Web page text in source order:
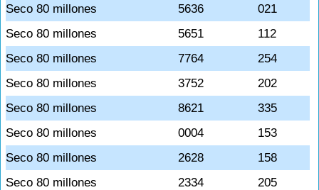
Seco 80 millones
5636
021
Seco 80 millones
5651
112
Seco 80 millones
7764
254
Seco 80 millones
3752
202
Seco 80 millones
8621
335
Seco 80 millones
0004
153
Seco 80 millones
2628
158
Seco 80 millones
2334
205